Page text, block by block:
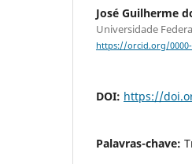
José Guilherme
Universidade
https://orcid.org/0000-
DOI: https://
Palavras-chave: